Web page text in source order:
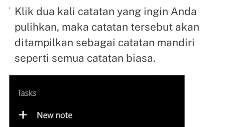
Klik dua kali catatan yang ingin Anda
pulihkan, maka catatan tersebut akan
ditampilkan sebagai catatan mandiri
seperti semua catatan biasa.